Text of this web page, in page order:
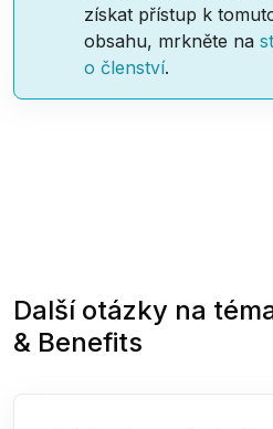
získat přístup k
obsahu, mrkněte na
o členství.
Další otázky na
& Benefits